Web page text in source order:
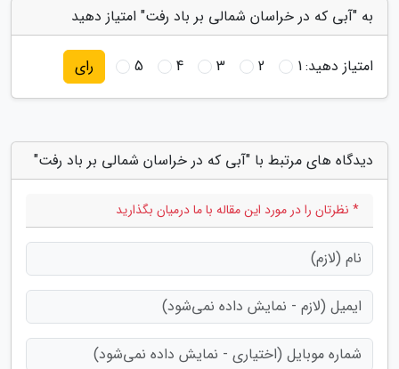
به "آبی که در خراسان شمالی بر باد رفت" امتیاز دهید
امتیاز دهید:1
2
3
4
5 رای
دیدگاه های مرتبط با "آبی که در خراسان شمالی بر باد رفت"
* نظرتان را در مورد این مقاله با ما درمیان بگذارید